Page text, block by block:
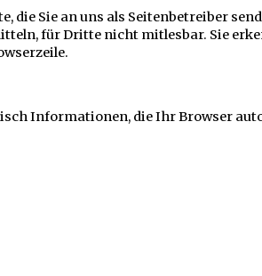
Sie an uns als Seitenbetreiber
für Dritte nicht mitlesbar. Sie
Informationen, die Ihr Browser